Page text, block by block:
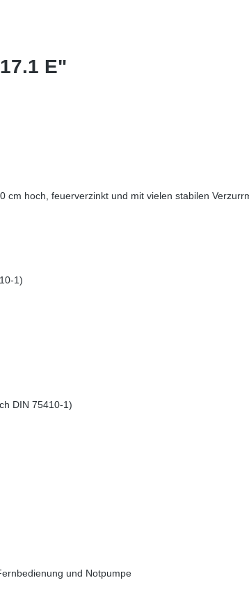
E"
hoch, feuerverzinkt und mit vielen stabilen
1)
DIN 75410-1)
und Notpumpe